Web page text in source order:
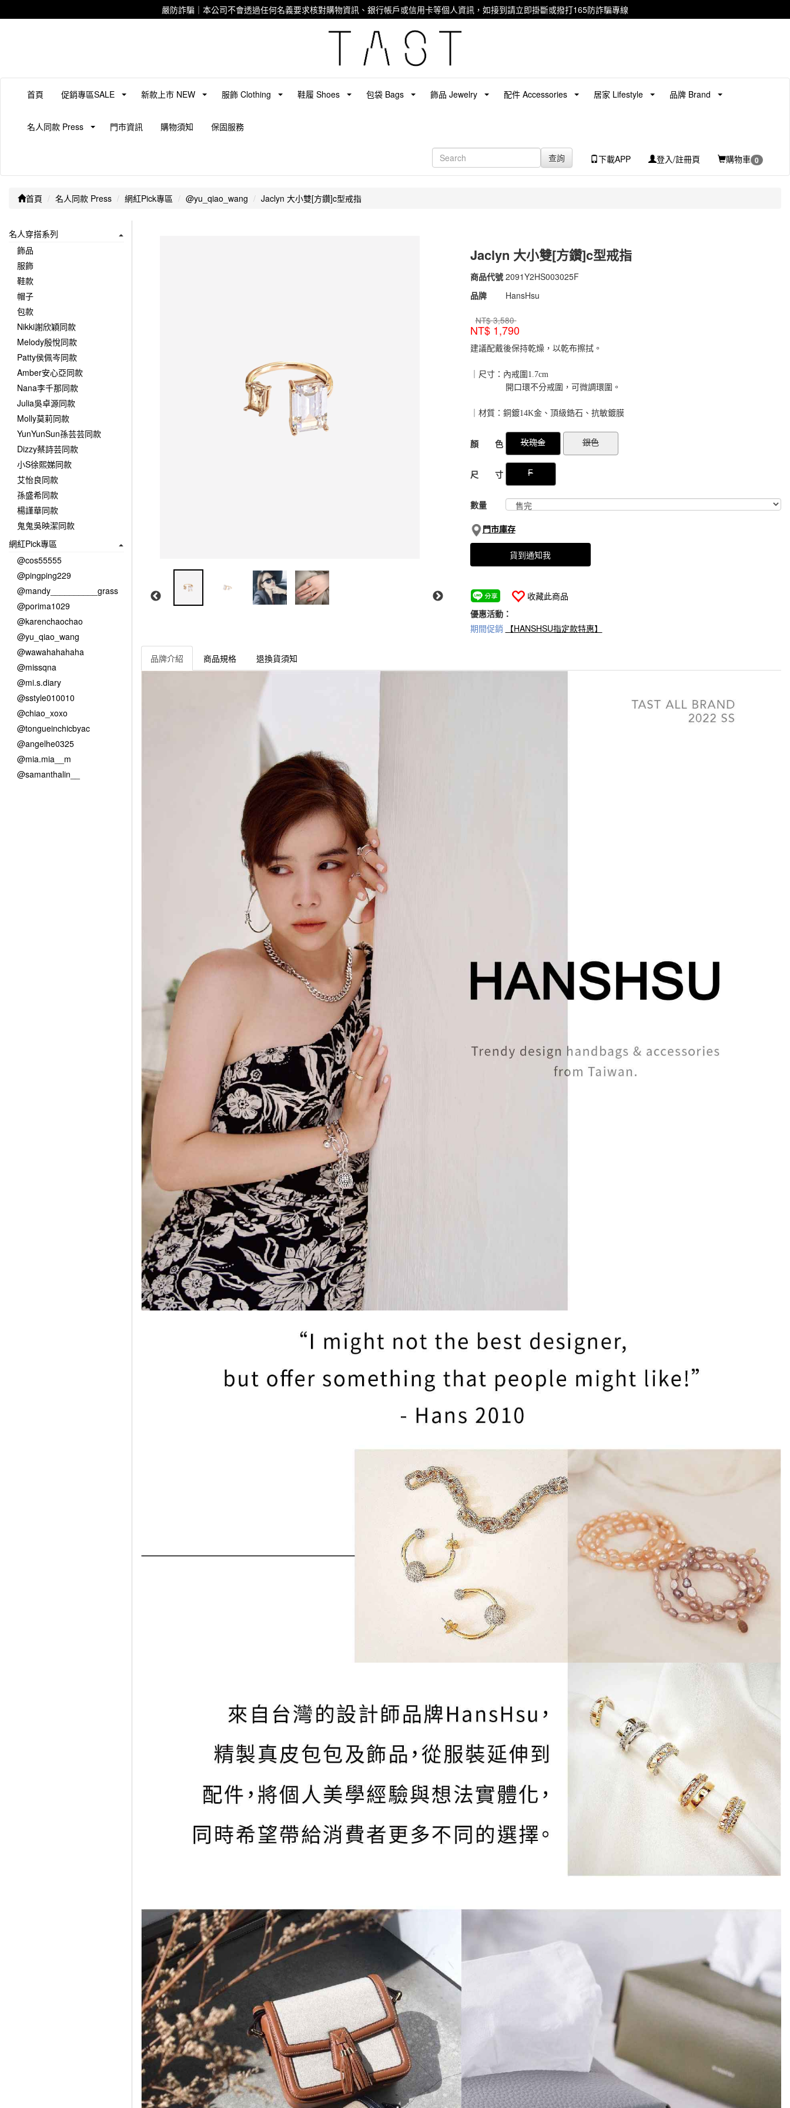
嚴防詐騙｜本公司不會透過任何名義要求核對購物資訊、銀行帳戶或信用卡等個人資訊，如接到請立即掛斷或撥打165防詐騙專線
首頁 促銷專區SALE 新款上市 NEW 服飾 Clothing 鞋履 Shoes 包袋 Bags 飾品 Jewelry 配件 Accessories 居家 Lifestyle 品牌 Brand
名人同款 Press 門市資訊 購物須知 保固服務
下載APP 登入/註冊頁 購物車 0
查詢
首頁 名人同款 Press 網紅Pick專區 @yu_qiao_wang Jaclyn 大小雙[方鑽]c型戒指
名人穿搭系列
飾品
服飾
鞋款
帽子
包款
Nikki謝欣穎同款
Melody殷悅同款
Patty侯佩岑同款
Amber安心亞同款
Nana李千那同款
Julia吳卓源同款
Molly莫莉同款
YunYunSun孫芸芸同款
Dizzy蔡詩芸同款
小S徐熙娣同款
艾怡良同款
孫盛希同款
楊謹華同款
鬼鬼吳映潔同款
網紅Pick專區
@cos55555
@pingping229
@mandy__________grass
@porima1029
@karenchaochao
@yu_qiao_wang
@wawahahahaha
@missqna
@mi.s.diary
@sstyle010010
@chiao_xoxo
@tongueinchicbyac
@angelhe0325
@mia.mia__m
@samanthalin__
Jaclyn 大小雙[方鑽]c型戒指
商品代號 2091Y2HS003025F
2091Y2HS003025F
品牌
HansHsu
NT$3,580
NT$ 1,790
建議配戴後保持乾燥，以乾布擦拭。
｜尺寸：內戒圍1.7cm
開口環不分戒圍，可微調環圍。
｜材質：銅鍍14K金、頂級鋯石、抗敏鍍膜
GOODS000000000000007047645 GOODS000000000000007048252
顏 色 玫瑰金 銀色
尺 寸 F
數量
門市庫存
貨到通知我
收藏此商品
優惠活動：
期間促銷
【HANSHSU指定款特惠】
品牌介紹 商品規格 退換貨須知